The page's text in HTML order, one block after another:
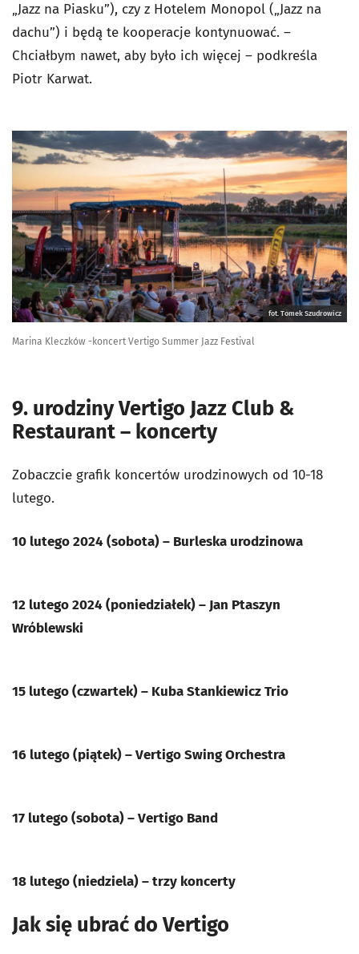
„Jazz na Piasku”), czy z Hotelem Monopol („Jazz na
dachu”) i będą te kooperacje kontynuować. –
Chciałbym nawet, aby było ich więcej – podkreśla
Piotr Karwat.
fot. Tomek Szudrowicz
Marina Kleczków -koncert Vertigo Summer Jazz Festival
9. urodziny Vertigo Jazz Club &
Restaurant – koncerty
Zobaczcie grafik koncertów urodzinowych od 10-18
lutego.
10 lutego 2024 (sobota) – Burleska urodzinowa
12 lutego 2024 (poniedziałek) – Jan Ptaszyn
Wróblewski
15 lutego (czwartek) – Kuba Stankiewicz Trio
16 lutego (piątek) – Vertigo Swing Orchestra
17 lutego (sobota) – Vertigo Band
18 lutego (niedziela) – trzy koncerty
Jak się ubrać do Vertigo